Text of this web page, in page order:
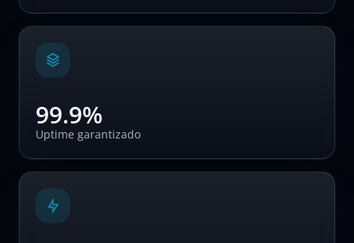
99.9%
Uptime garantizado